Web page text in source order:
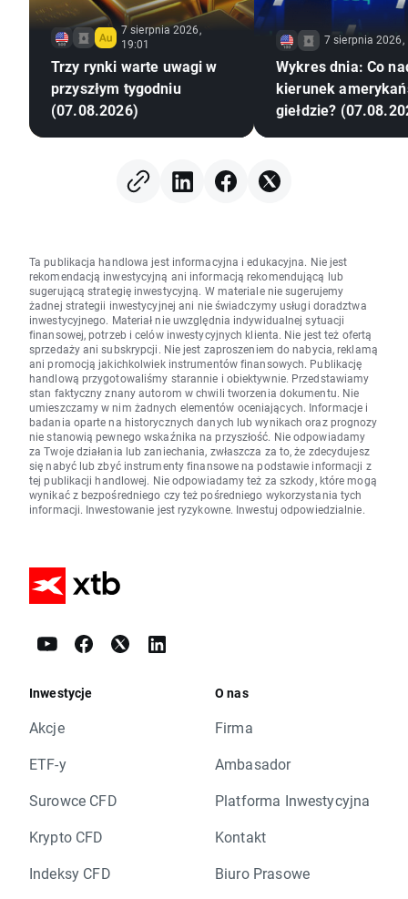
7 sierpnia 2026,
19:01
Trzy rynki warte uwagi w
przyszłym tygodniu
(07.08.2026)
7 sierpnia 2026,
Wykres dnia: Co
kierunek
giełdzie?
Ta publikacja handlowa jest informacyjna i edukacyjna. Nie jest
rekomendacją inwestycyjną ani informacją rekomendującą lub
sugerującą strategię inwestycyjną. W materiale nie sugerujemy
żadnej strategii inwestycyjnej ani nie świadczymy usługi doradztwa
inwestycyjnego. Materiał nie uwzględnia indywidualnej sytuacji
finansowej, potrzeb i celów inwestycyjnych klienta. Nie jest też ofertą
sprzedaży ani subskrypcji. Nie jest zaproszeniem do nabycia, reklamą
ani promocją jakichkolwiek instrumentów finansowych. Publikację
handlową przygotowaliśmy starannie i obiektywnie. Przedstawiamy
stan faktyczny znany autorom w chwili tworzenia dokumentu. Nie
umieszczamy w nim żadnych elementów oceniających. Informacje i
badania oparte na historycznych danych lub wynikach oraz prognozy
nie stanowią pewnego wskaźnika na przyszłość. Nie odpowiadamy
za Twoje działania lub zaniechania, zwłaszcza za to, że zdecydujesz
się nabyć lub zbyć instrumenty finansowe na podstawie informacji z
tej publikacji handlowej. Nie odpowiadamy też za szkody, które mogą
wynikać z bezpośredniego czy też pośredniego wykorzystania tych
informacji. Inwestowanie jest ryzykowne. Inwestuj odpowiedzialnie.
Inwestycje
Akcje
ETF-y
Surowce CFD
Krypto CFD
Indeksy CFD
O nas
Firma
Ambasador
Platforma Inwestycyjna
Kontakt
Biuro Prasowe